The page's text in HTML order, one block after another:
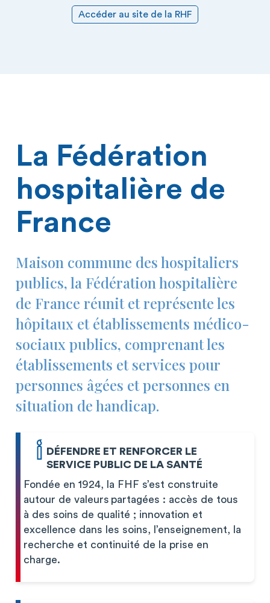
Accéder au site de la RHF
La Fédération
hospitalière de
France
Maison commune des hospitaliers
publics, la Fédération hospitalière
de France réunit et représente les
hôpitaux et établissements médico-
sociaux publics, comprenant les
établissements et services pour
personnes âgées et personnes en
situation de handicap.
DÉFENDRE ET RENFORCER LE
SERVICE PUBLIC DE LA SANTÉ
Fondée en 1924, la FHF s’est construite
autour de valeurs partagées : accès de tous
à des soins de qualité ; innovation et
excellence dans les soins, l’enseignement, la
recherche et continuité de la prise en
charge.